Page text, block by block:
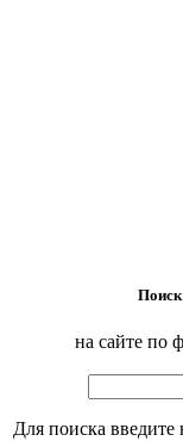
Поиск
на сайте по
Для поиска введите